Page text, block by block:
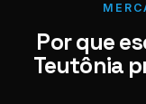
Por que
Teutônia